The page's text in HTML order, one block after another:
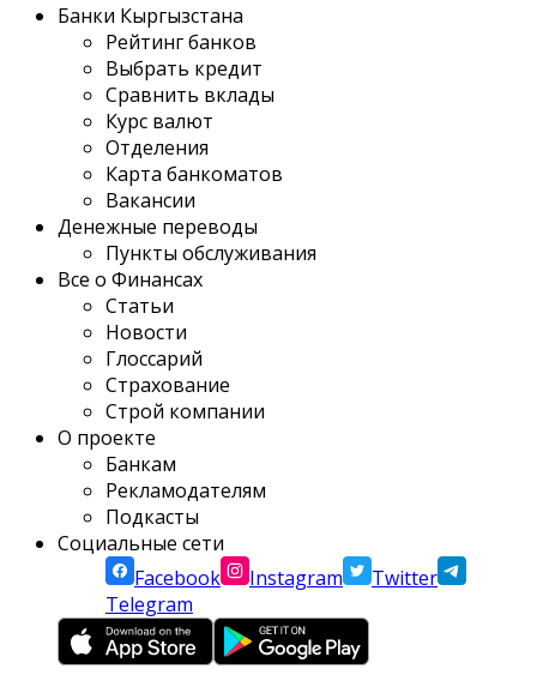
Банки Кыргызстана
Рейтинг банков
Выбрать кредит
Сравнить вклады
Курс валют
Отделения
Карта банкоматов
Вакансии
Денежные переводы
Пункты обслуживания
Все о Финансах
Статьи
Новости
Глоссарий
Страхование
Строй компании
О проекте
Банкам
Рекламодателям
Подкасты
Социальные сети
Facebook
Instagram
Twitter
Telegram